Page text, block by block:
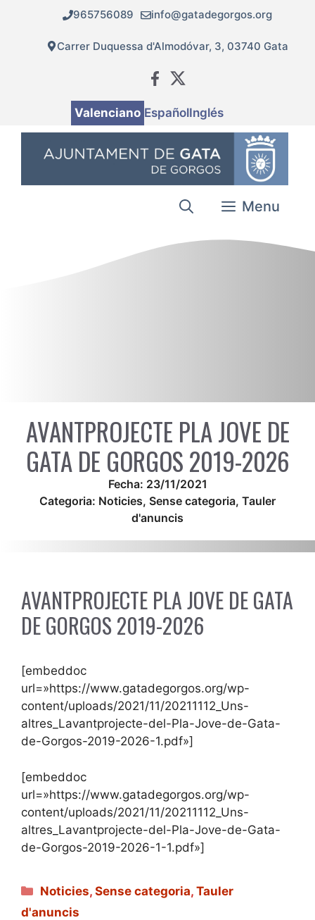
contingut
965756089 info@gatadegorgos.org
Carrer Duquessa d'Almodóvar, 3, 03740 Gata
Valenciano EspañolInglés
Menu
AVANTPROJECTE PLA JOVE DE
GATA DE GORGOS 2019-2026
Fecha: 23/11/2021
Categoria: Noticies, Sense categoria, Tauler
d'anuncis
AVANTPROJECTE PLA JOVE DE GATA
DE GORGOS 2019-2026
[embeddoc
url=»https://www.gatadegorgos.org/wp-
content/uploads/2021/11/20211112_Uns-
altres_Lavantprojecte-del-Pla-Jove-de-Gata-
de-Gorgos-2019-2026-1.pdf»]
[embeddoc
url=»https://www.gatadegorgos.org/wp-
content/uploads/2021/11/20211112_Uns-
altres_Lavantprojecte-del-Pla-Jove-de-Gata-
de-Gorgos-2019-2026-1-1.pdf»]
Categories
Noticies,Sense categoria,Tauler
d'anuncis